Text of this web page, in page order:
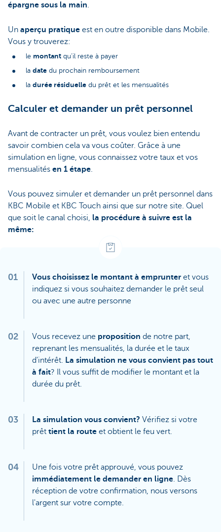
épargne sous la main.
Un aperçu pratique est en outre disponible dans Mobile.
Vous y trouverez:
le montant qu’il reste à payer
la date du prochain remboursement
la durée résiduelle du prêt et les mensualités
Calculer et demander un prêt personnel
Avant de contracter un prêt, vous voulez bien entendu
savoir combien cela va vous coûter. Grâce à une
simulation en ligne, vous connaissez votre taux et vos
mensualités en 1 étape.
Vous pouvez simuler et demander un prêt personnel dans
KBC Mobile et KBC Touch ainsi que sur notre site. Quel
que soit le canal choisi, la procédure à suivre est la
même:
01 Vous choisissez le montant à emprunter et vous
indiquez si vous souhaitez demander le prêt seul
ou avec une autre personne
02 Vous recevez une proposition de notre part,
reprenant les mensualités, la durée et le taux
d'intérêt. La simulation ne vous convient pas tout
à fait? Il vous suffit de modifier le montant et la
durée du prêt.
03 La simulation vous convient? Vérifiez si votre
prêt tient la route et obtient le feu vert.
04
Une fois votre prêt approuvé, vous pouvez
immédiatement le demander en ligne. Dès
réception de votre confirmation, nous versons
l'argent sur votre compte.